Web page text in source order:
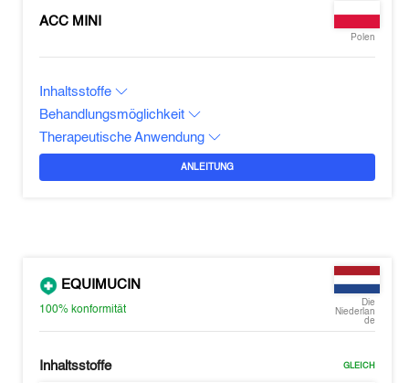
ACC MINI
Polen
Inhaltsstoffe
Behandlungsmöglichkeit
Therapeutische Anwendung
ANLEITUNG
EQUIMUCIN
100% konformität
Die
Niederlan
de
Inhaltsstoffe GLEICH